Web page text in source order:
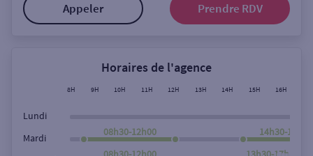
Rue
Rechercher
Appeler Prendre RDV
Horaires de l'agence
8H 9H 10H 11H 12H 13H 14H 15H 16H
Lundi
Mardi
08h30-12h00 14h30-17h45